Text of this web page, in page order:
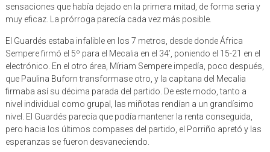
sensaciones que había dejado en la primera mitad, de forma seria y
muy eficaz. La prórroga parecía cada vez más posible.
El Guardés estaba infalible en los 7 metros, desde donde África
Sempere firmó el 5º para el Mecalia en el 34’, poniendo el 15-21 en el
electrónico. En el otro área, Míriam Sempere impedía, poco después,
que Paulina Buforn transformase otro, y la capitana del Mecalia
firmaba así su décima parada del partido. De este modo, tanto a
nivel individual como grupal, las miñotas rendían a un grandísimo
nivel. El Guardés parecía que podía mantener la renta conseguida,
pero hacia los últimos compases del partido, el Porriño apretó y las
esperanzas se fueron desvaneciendo.